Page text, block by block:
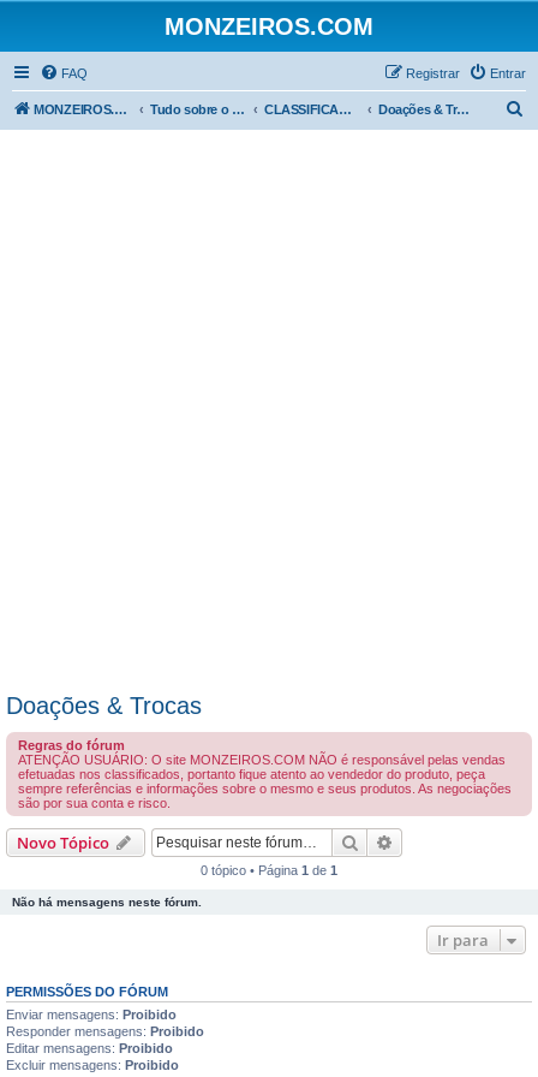
MONZEIROS.COM
FAQ Entrar
Registrar
MONZEIROS.COM Tudo sobre o Chevrolet Monza! CLASSIFICADOS Doações & Trocas
Doações & Trocas
Regras do fórum
ATENÇÃO USUÁRIO: O site MONZEIROS.COM NÃO é responsável pelas vendas
efetuadas nos classificados, portanto fique atento ao vendedor do produto, peça
sempre referências e informações sobre o mesmo e seus produtos. As negociações
são por sua conta e risco.
Novo Tópico Pesquisar
0 tópico • Página 1 de 1
Não há mensagens neste fórum.
Ir para
PERMISSÕES DO FÓRUM
Enviar mensagens: Proibido
Responder mensagens: Proibido
Editar mensagens: Proibido
Excluir mensagens: Proibido